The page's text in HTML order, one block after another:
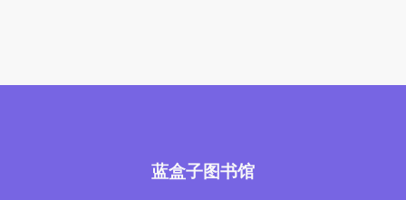
蓝盒子图书馆